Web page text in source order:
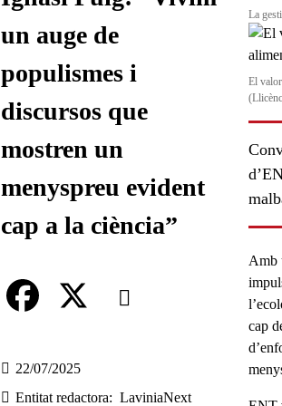
un auge de
populismes i
discursos que
mostren un
menyspreu evident
cap a la ciència”
Comparteix
a
c
Compartir en altres xarxes
22/07/2025
Entitat redactora
LaviniaNext
La
El
Amb
l’
cap